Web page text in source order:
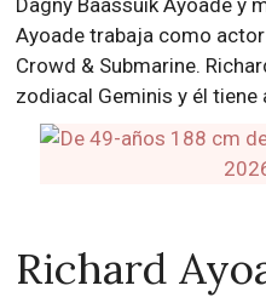
Dagny Baassuik Ayoade y
Ayoade trabaja como
Crowd & Submarine.
zodiacal Geminis y él tiene
Richard